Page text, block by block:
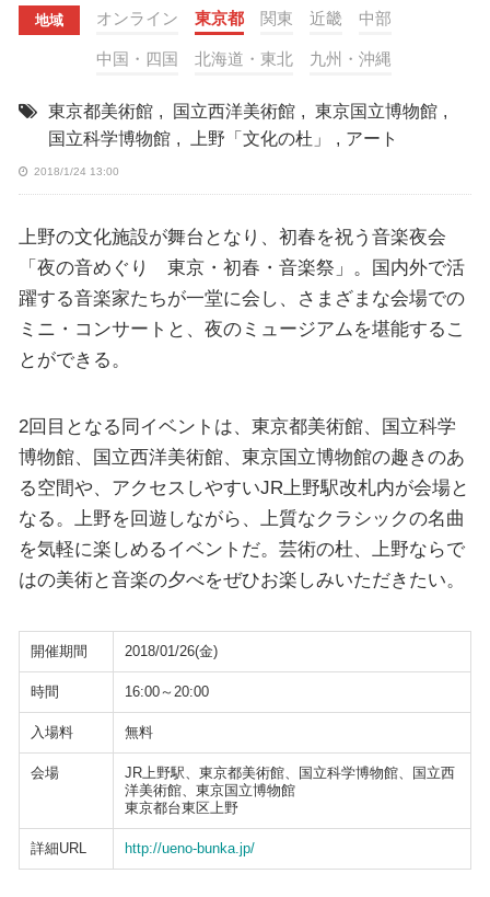
地域 オンライン 東京都 関東 近畿 中部
中国・四国 北海道・東北 九州・沖縄
東京都美術館 , 国立西洋美術館 , 東京国立博物館 ,
国立科学博物館 , 上野「文化の杜」 , アート
2018/1/24 13:00
上野の文化施設が舞台となり、初春を祝う音楽夜会
「夜の音めぐり 東京・初春・音楽祭」。国内外で活
躍する音楽家たちが一堂に会し、さまざまな会場での
ミニ・コンサートと、夜のミュージアムを堪能するこ
とができる。
2回目となる同イベントは、東京都美術館、国立科学
博物館、国立西洋美術館、東京国立博物館の趣きのあ
る空間や、アクセスしやすいJR上野駅改札内が会場と
なる。上野を回遊しながら、上質なクラシックの名曲
を気軽に楽しめるイベントだ。芸術の杜、上野ならで
はの美術と音楽の夕べをぜひお楽しみいただきたい。
開催期間 2018/01/26(金)
時間 16:00～20:00
入場料 無料
会場
JR上野駅、東京都美術館、国立科学博物館、国立西
洋美術館、東京国立博物館
東京都台東区上野
詳細URL http://ueno-bunka.jp/